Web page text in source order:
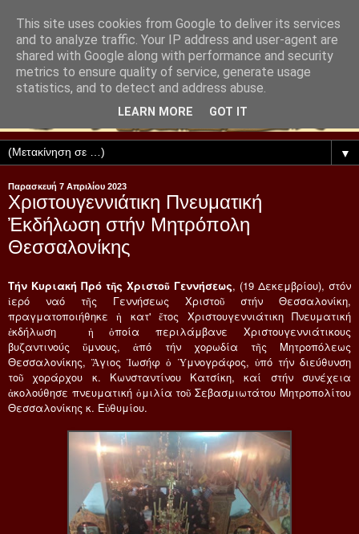
▼
Παρασκευή 7 Απριλίου 2023
Χριστουγεννιάτικη Πνευματική
Ἐκδήλωση στήν Μητρόπολη
Θεσσαλονίκης
Τήν Κυριακή Πρό τῆς Χριστοῦ Γεννήσεως, (19 Δεκεμβρίου), στόν
ἱερό ναό τῆς Γεννήσεως Χριστοῦ στήν Θεσσαλονίκη,
πραγματοποιήθηκε ἡ κατ' ἔτος Χριστουγεννιάτικη Πνευματική
ἐκδήλωση ἡ ὁποία περιλάμβανε Χριστουγεννιάτικους
βυζαντινούς ὕμνους, ἀπό τήν χορωδία τῆς Μητροπόλεως
Θεσσαλονίκης, Ἅγιος Ἰωσήφ ὁ Ὑμνογράφος, ὑπό τήν διεύθυνση
τοῦ χοράρχου κ. Κωνσταντίνου Κατσίκη, καί στήν συνέχεια
ἀκολούθησε πνευματική ὁμιλία τοῦ Σεβασμιωτάτου Μητροπολίτου
Θεσσαλονίκης κ. Εὐθυμίου.
This site uses cookies from Google to deliver its services
and to analyze traffic. Your IP address and user-agent are
shared with Google along with performance and security
metrics to ensure quality of service, generate usage
statistics, and to detect and address abuse.
LEARN MORE GOT IT